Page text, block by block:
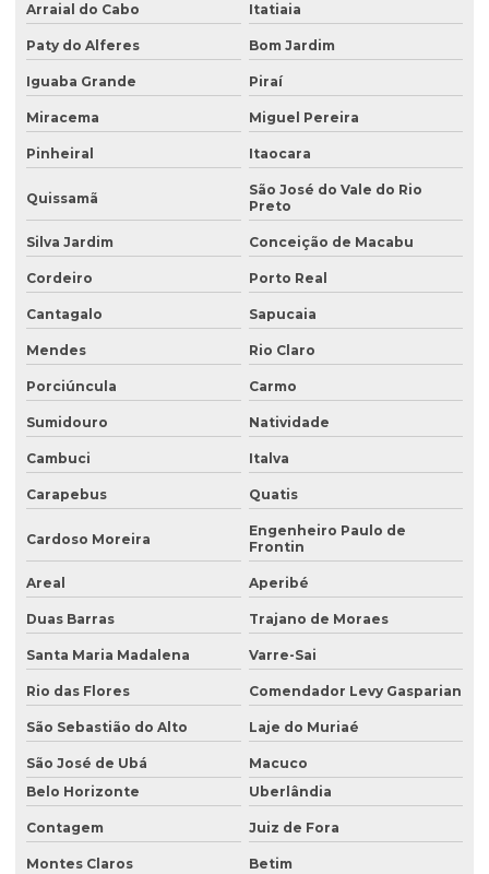
Coleta de água para análise microbiológica
Coleta de água industrial
Coleta de amostra de água para análise microbiológica
Coleta de amostras de água
Coleta de amostras de água e efluentes
Coleta de efluentes líquidos
Consultoria ambiental
Consultoria ambiental para empresas
Consultoria ambiental e florestal
Consultoria ambiental rural
Consultoria ambiental serviços
Consultoria área ambiental
Consultoria e assessoria ambiental
Consultoria em gestão ambiental
Consultoria inventário florestal
Consultoria e licenciamento ambiental
Consultoria de meio ambiente
Arraial do Cabo Itatiaia
Paty do Alferes Bom Jardim
Iguaba Grande Piraí
Miracema Miguel Pereira
Pinheiral Itaocara
Quissamã
São José do Vale do Rio
Preto
Silva Jardim Conceição de Macabu
Cordeiro Porto Real
Cantagalo Sapucaia
Mendes Rio Claro
Porciúncula Carmo
Sumidouro Natividade
Cambuci Italva
Carapebus Quatis
Cardoso Moreira
Engenheiro Paulo de
Frontin
Areal Aperibé
Duas Barras Trajano de Moraes
Santa Maria Madalena Varre-Sai
Rio das Flores Comendador Levy Gasparian
São Sebastião do Alto Laje do Muriaé
São José de Ubá
Macuco
Belo Horizonte
Uberlândia
Contagem Juiz de Fora
Montes Claros Betim